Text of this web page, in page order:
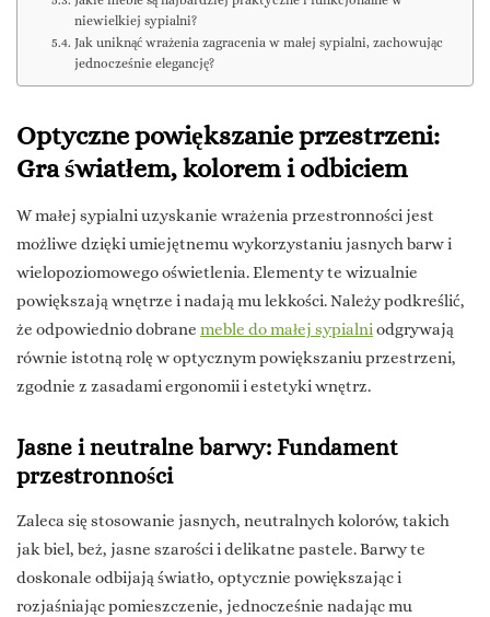
niewielkiej sypialni?
Jak uniknąć wrażenia zagracenia w małej sypialni, zachowując
jednocześnie elegancję?
Optyczne powiększanie przestrzeni:
Gra światłem, kolorem i odbiciem
W małej sypialni uzyskanie wrażenia przestronności jest
możliwe dzięki umiejętnemu wykorzystaniu jasnych barw i
wielopoziomowego oświetlenia. Elementy te wizualnie
powiększają wnętrze i nadają mu lekkości. Należy podkreślić,
że odpowiednio dobrane meble do małej sypialniodgrywają
równie istotną rolę w optycznym powiększaniu przestrzeni,
zgodnie z zasadami ergonomii i estetyki wnętrz.
Jasne i neutralne barwy: Fundament
przestronności
Zaleca się stosowanie jasnych, neutralnych kolorów, takich
jak biel, beż, jasne szarości i delikatne pastele. Barwy te
doskonale odbijają światło, optycznie powiększając i
rozjaśniając pomieszczenie, jednocześnie nadając mu